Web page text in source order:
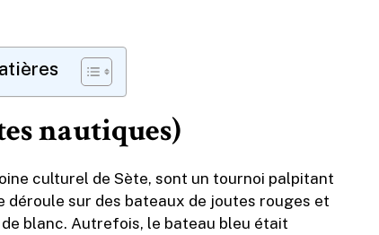
nautiques)
culturel de Sète, sont un tournoi palpitant
déroule sur des bateaux de joutes rouges et
blanc. Autrefois, le bateau bleu était